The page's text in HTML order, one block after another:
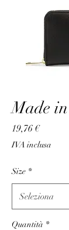
Made
19,76 €Prezzo
IVA inclusa
Size *
Quantità *